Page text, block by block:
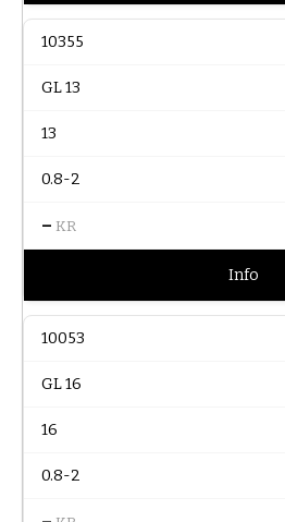
10355
GL 13
13
0.8-2
– KR
Info
10053
GL 16
16
0.8-2